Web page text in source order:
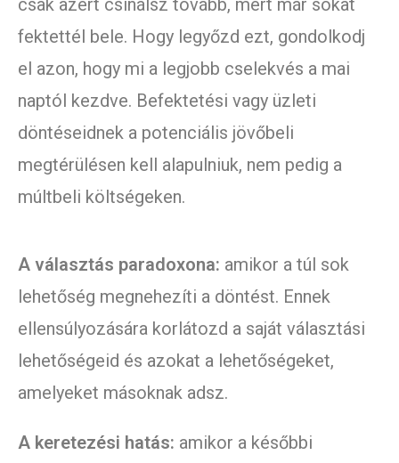
csak azért csinálsz tovább, mert már sokat
fektettél bele. Hogy legyőzd ezt, gondolkodj
el azon, hogy mi a legjobb cselekvés a mai
naptól kezdve. Befektetési vagy üzleti
döntéseidnek a potenciális jövőbeli
megtérülésen kell alapulniuk, nem pedig a
múltbeli költségeken.
A választás paradoxona: amikor a túl sok
lehetőség megnehezíti a döntést. Ennek
ellensúlyozására korlátozd a saját választási
lehetőségeid és azokat a lehetőségeket,
amelyeket másoknak adsz.
A keretezési hatás: amikor a későbbi